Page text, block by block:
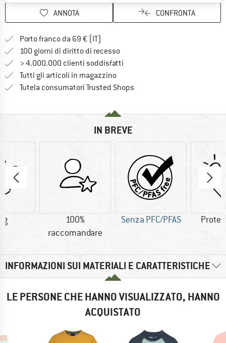
ANNOTA CONFRONTA
Porto franco da 69 € (IT)
100 giorni di diritto di recessoVai alla politica di recesso qui
> 4.000.000 clienti soddisfatti
Tutti gli articoli in magazzino
Tutela consumatori Trusted Shops
IN BREVE
g
100%
raccomandare
Senza PFC/PFAS
INFORMAZIONI SUI MATERIALI E CARATTERISTICHE
LE PERSONE CHE HANNO VISUALIZZATO, HANNO
ACQUISTATO